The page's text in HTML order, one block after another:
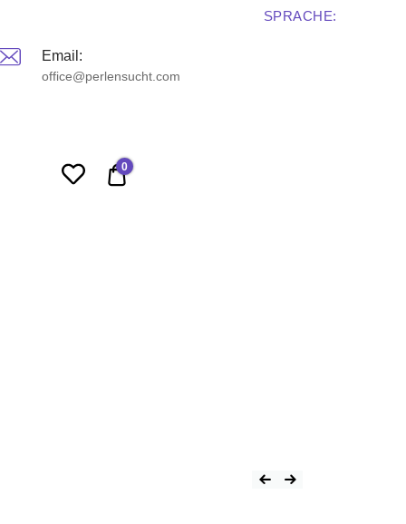
Email:
office@perlensucht.com
SPRACHE:
0,00 €
0